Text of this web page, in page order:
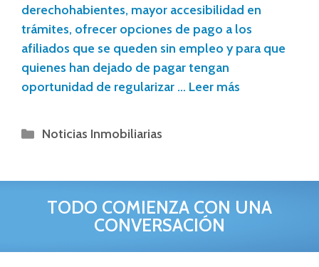
derechohabientes, mayor accesibilidad en
trámites, ofrecer opciones de pago a los
afiliados que se queden sin empleo y para que
quienes han dejado de pagar tengan
oportunidad de regularizar … Leer más
Noticias Inmobiliarias
TODO COMIENZA CON UNA
CONVERSACIÓN